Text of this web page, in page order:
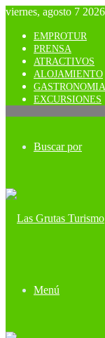
viernes, agosto 7 2026
EMPROTUR
PRENSA
ATRACTIVOS
ALOJAMIENTO
GASTRONOMIA
EXCURSIONES
Buscar por
Menú